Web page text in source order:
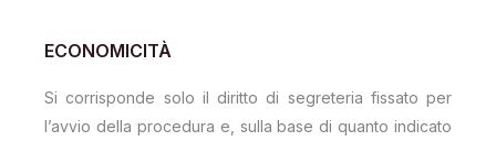
ECONOMICITÀ
Si corrisponde solo il diritto di segreteria fissato per
l’avvio della procedura e, sulla base di quanto indicato